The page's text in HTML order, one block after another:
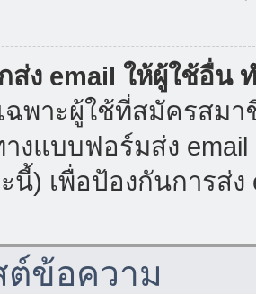
ส่ง email ให้ผู้ใช้อื่น
พาะผู้ใช้ที่สมัครสมา
งแบบฟอร์มส่ง
) เพื่อป้องกันการส่ง
ต์ข้อความ